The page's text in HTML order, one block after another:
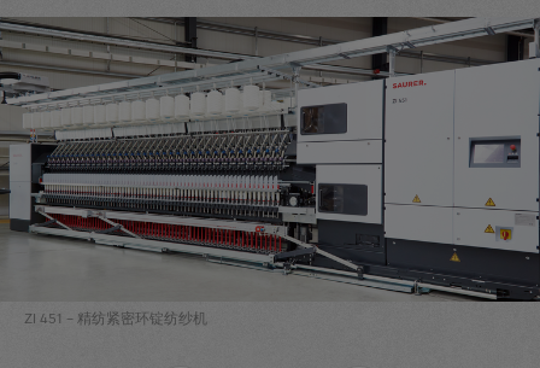
ZI 451 - 精纺紧密环锭纺纱机